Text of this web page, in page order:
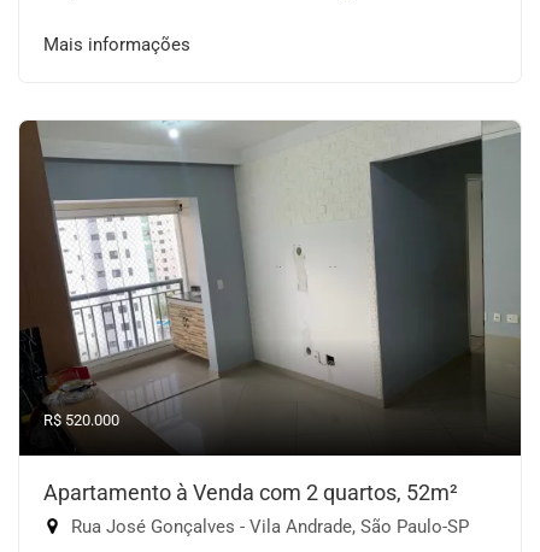
Mais informações
R$ 520.000
Apartamento à Venda com 2 quartos, 52m²
Rua José Gonçalves - Vila Andrade, São Paulo-SP